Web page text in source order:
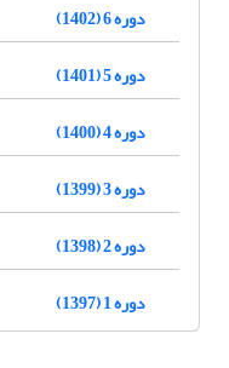
دوره 6 (1402)
دوره 5 (1401)
دوره 4 (1400)
دوره 3 (1399)
دوره 2 (1398)
دوره 1 (1397)